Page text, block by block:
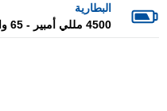
البطارية
4500 مللي أمبير - 65 واط